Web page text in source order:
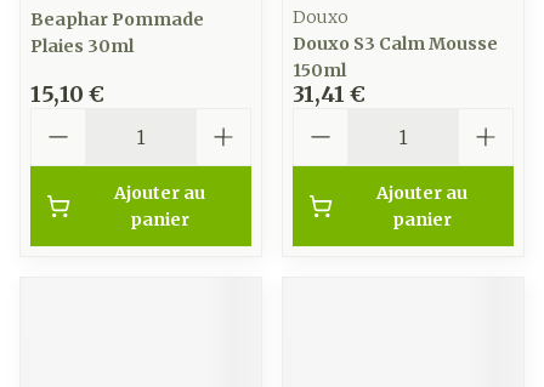
Beaphar Pommade
Plaies 30ml
15,10 €
Ajouter au
panier
Douxo
Douxo S3 Calm Mousse
150ml
31,41 €
Ajouter au
panier